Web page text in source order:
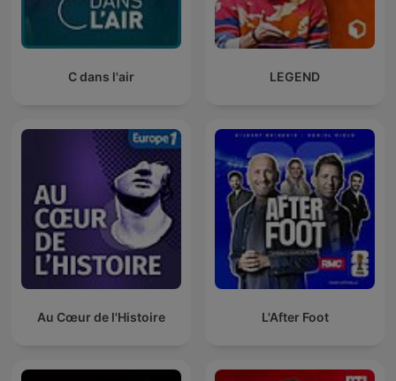
C dans l'air LEGEND
Au Cœur de l'Histoire L'After Foot